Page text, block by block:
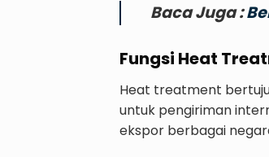
Baca Juga :
Fungsi Heat
Heat treatment
untuk pengiriman
ekspor berbagai